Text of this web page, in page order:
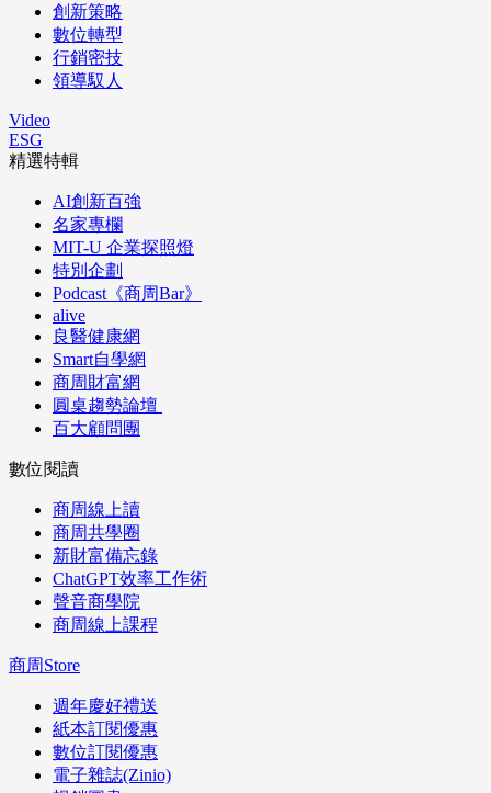
創新策略
數位轉型
行銷密技
領導馭人
Video
ESG
精選特輯
AI創新百強
名家專欄
MIT-U 企業探照燈
特別企劃
Podcast《商周Bar》
alive
良醫健康網
Smart自學網
商周財富網
圓桌趨勢論壇
百大顧問團
數位閱讀
商周線上讀
商周共學圈
新財富備忘錄
ChatGPT效率工作術
聲音商學院
商周線上課程
商周Store
週年慶好禮送
紙本訂閱優惠
數位訂閱優惠
電子雜誌(Zinio)